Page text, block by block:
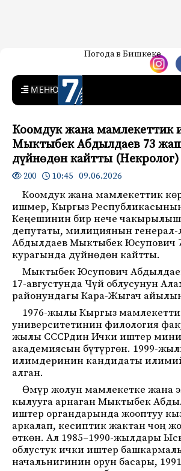
7-канал.
Кыргызстан
Жаңылыктар — Кыргызстан
Погода в Бишкеке
MENU
Коомдук жана мамлекеттик
Мыктыбек Абдылдаев 73
дүйнөдөн кайтты (Некролог)
200 10:45 09.06.2026
Коомдук жана мамлекеттик
ишмер, Кыргыз
Кеңешинин бир нече
депутаты, милициянын
Абдылдаев Мыктыбек Юсупович
курагында дүйнөдөн кайтты.
Мыктыбек Юсупович
17-августунда Чүй облусунун
районундагы Кара-Жыгач
1976-жылы Кыргыз
университетинин филология
жылы СССРдин Ички иштер
академиясын бүтүргөн. 1999-
илимдеринин кандидаты
алган.
Өмүр жолун мамлекетке жана
кылууга арнаган Мыктыбек
иштер органдарында жооптуу
аркалап, кесиптик жактан чоң
өткөн. Ал 1985–1990-жылдары
облустук ички иштер
начальнигинин орун басары,